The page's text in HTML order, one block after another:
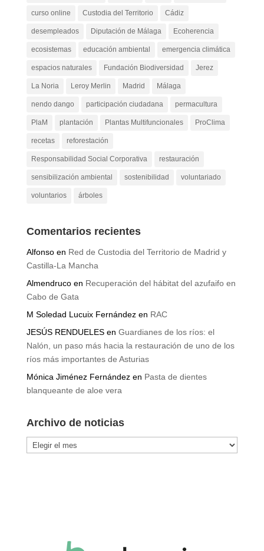
curso online Custodia del Territorio Cádiz
desempleados Diputación de Málaga Ecoherencia
ecosistemas educación ambiental emergencia climática
espacios naturales Fundación Biodiversidad Jerez
La Noria Leroy Merlin Madrid Málaga
nendo dango participación ciudadana permacultura
PlaM plantación Plantas Multifuncionales ProClima
recetas reforestación
Responsabilidad Social Corporativa restauración
sensibilización ambiental sostenibilidad voluntariado
voluntarios árboles
Comentarios recientes
Alfonsoen Red de Custodia del Territorio de Madrid y
Castilla-La Mancha
Almendrucoen Recuperación del hábitat del azufaifo en
Cabo de Gata
M Soledad Lucuix Fernándezen RAC
JESÚS RENDUELESen Guardianes de los ríos: el
Nalón, un paso más hacia la restauración de uno de los
ríos más importantes de Asturias
Mónica Jiménez Fernándezen Pasta de dientes
blanqueante de aloe vera
Archivo de noticias
Archivo
de